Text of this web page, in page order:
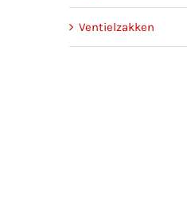
Ventielzakken